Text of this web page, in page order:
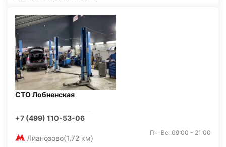
СТО Лобненская
+7 (499) 110-53-06
Лианозово(1,72 км)
Пн-Вс: 09:00 - 21:00